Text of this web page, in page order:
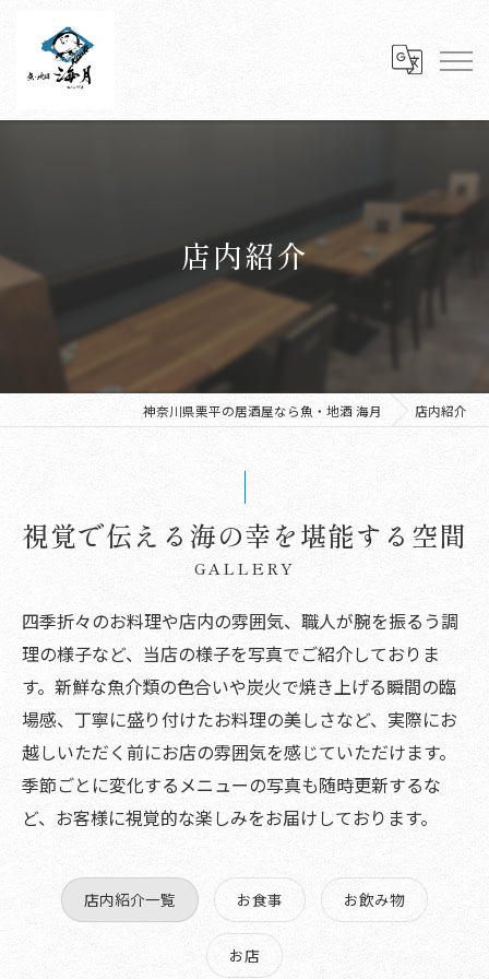
店内紹介
神奈川県栗平の居酒屋なら魚・地酒 海月 店内紹介
視覚で伝える海の幸を堪能する空間
GALLERY
四季折々のお料理や店内の雰囲気、職人が腕を振るう調
理の様子など、当店の様子を写真でご紹介しておりま
す。新鮮な魚介類の色合いや炭火で焼き上げる瞬間の臨
場感、丁寧に盛り付けたお料理の美しさなど、実際にお
越しいただく前にお店の雰囲気を感じていただけます。
季節ごとに変化するメニューの写真も随時更新するな
ど、お客様に視覚的な楽しみをお届けしております。
店内紹介一覧 お食事 お飲み物
お店